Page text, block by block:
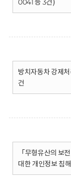
0041 등 3건)
방치자동차 강제
건
「무형유산의 보
대한 개인정보 침